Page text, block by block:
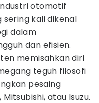
otomotif
kali dikenal
dalam
dan efisien.
memisahkan diri
teguh filosofi
pesaing
atau Isuzu.